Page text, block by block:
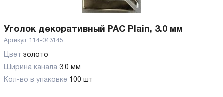
Уголок декоративный PAC Plain, 3.0 мм
Артикул: 114-043145
Цвет золото
Ширина канала 3.0 мм
Кол-во в упаковке 100 шт